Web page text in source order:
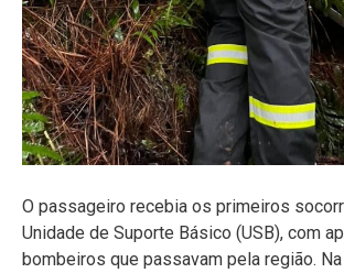
O passageiro recebia os primeiros
Unidade de Suporte Básico (USB), com
bombeiros que passavam pela região.